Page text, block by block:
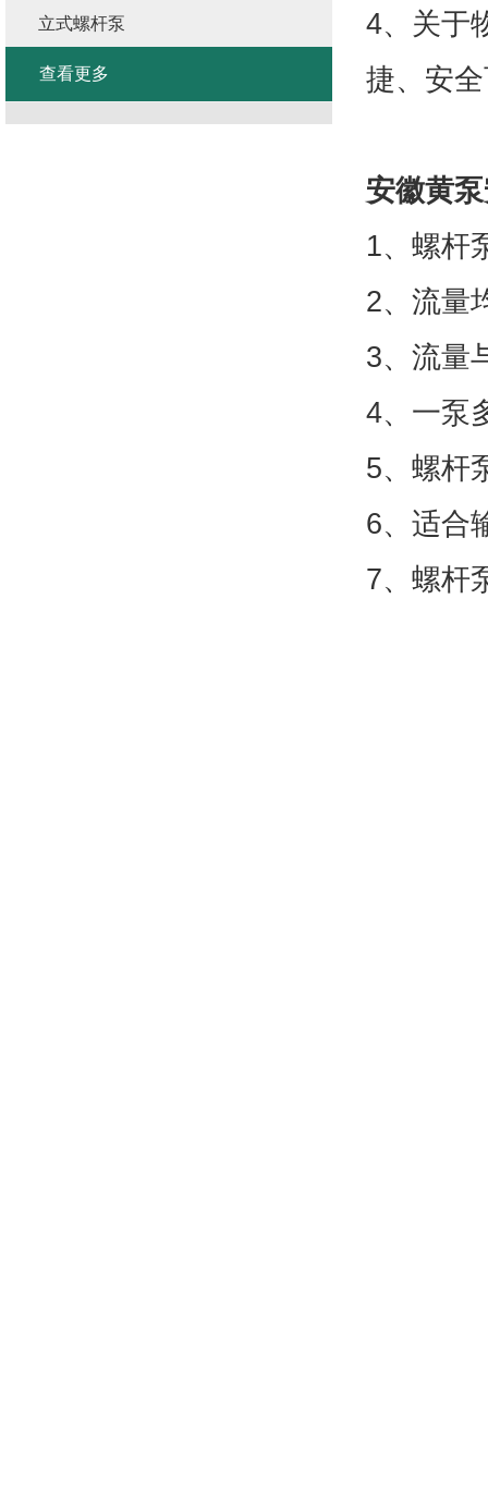
4、关于
捷、安
安徽黄
1、螺杆
2、流量
3、流量
4、一泵
5、螺杆
6、适合
7、螺杆
立式螺杆泵
查看更多